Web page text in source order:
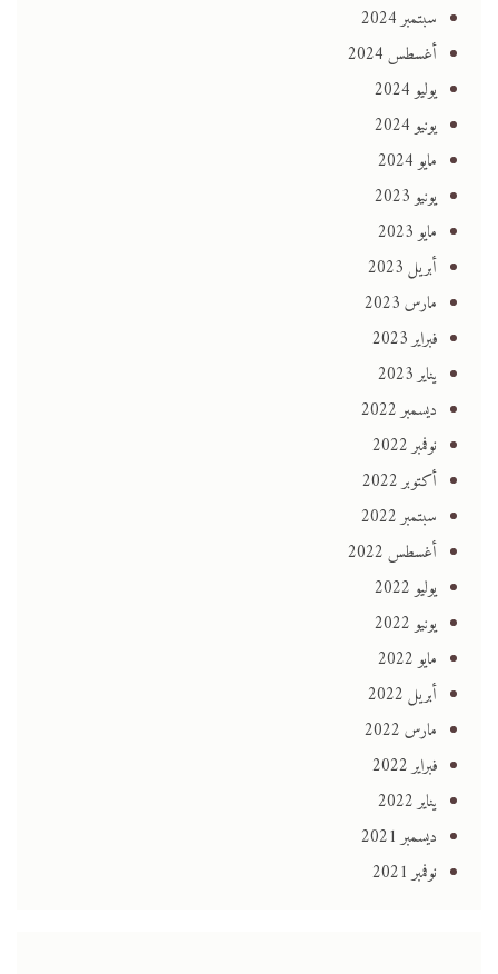
سبتمبر 2024
أغسطس 2024
يوليو 2024
يونيو 2024
مايو 2024
يونيو 2023
مايو 2023
أبريل 2023
مارس 2023
فبراير 2023
يناير 2023
ديسمبر 2022
نوفمبر 2022
أكتوبر 2022
سبتمبر 2022
أغسطس 2022
يوليو 2022
يونيو 2022
مايو 2022
أبريل 2022
مارس 2022
فبراير 2022
يناير 2022
ديسمبر 2021
نوفمبر 2021